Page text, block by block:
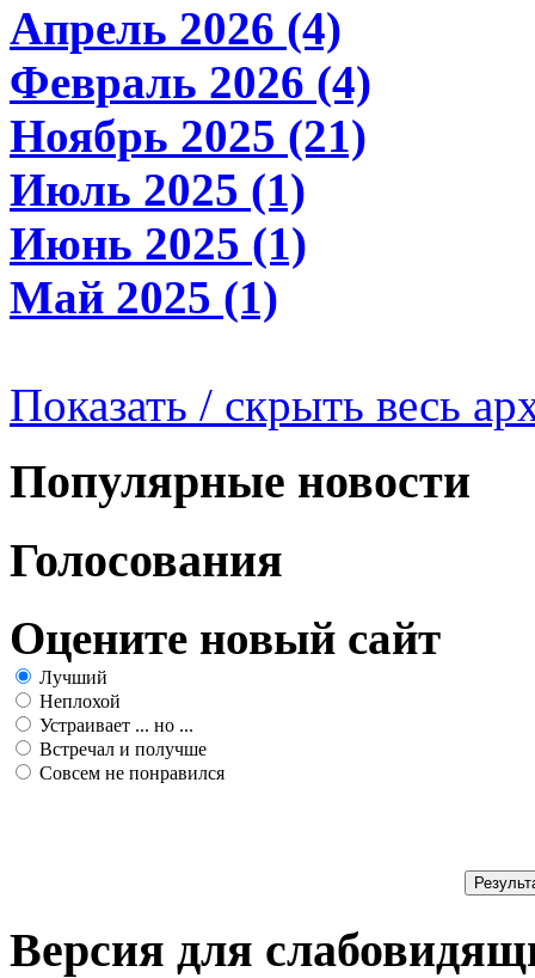
Апрель 2026 (4)
Февраль 2026 (4)
Ноябрь 2025 (21)
Июль 2025 (1)
Июнь 2025 (1)
Май 2025 (1)
Показать / скрыть весь
Популярные новости
Голосования
Оцените новый сайт
Лучший
Неплохой
Устраивает ... но ...
Встречал и получше
Совсем не понравился
Версия для